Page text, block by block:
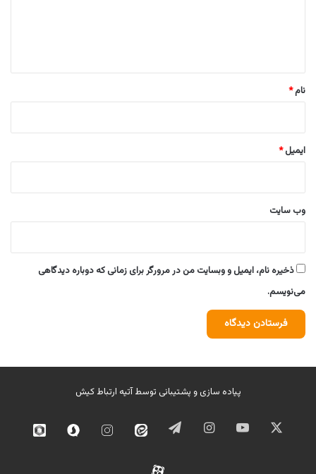
نام*
ایمیل*
وب‌ سایت
ذخیره نام، ایمیل و وبسایت من در مرورگر برای زمانی که دوباره دیدگاهی
می‌نویسم.
پیاده سازی و پشتیبانی توسطآتیه ارتباط کیش
ایکس یوتیوب اینستاگرامتلگرام ایتا
اینستاگرامسروش